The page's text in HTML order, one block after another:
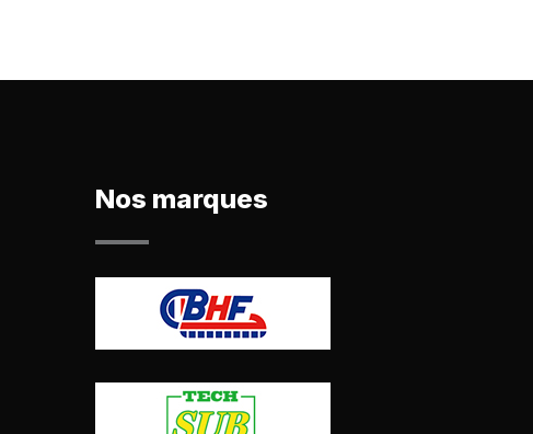
Nos marques